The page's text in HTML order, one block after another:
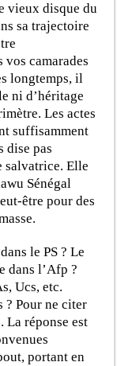
vieux disque du
sa trajectoire
camarades
longtemps, il
ni d’héritage
Les actes
suffisamment
dise pas
salvatrice. Elle
Sénégal
être pour des
le PS ? Le
dans l’Afp ?
Ucs, etc.
? Pour ne citer
La réponse est
portant en